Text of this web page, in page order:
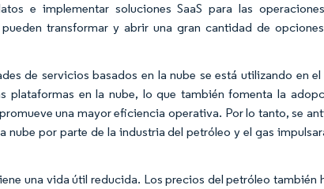
e implementar soluciones SaaS para las
transformar y abrir una gran cantidad de
de servicios basados en la nube se está utilizando en
plataformas en la nube, lo que también fomenta la
una mayor eficiencia operativa. Por lo tanto, se
nube por parte de la industria del petróleo y el gas
una vida útil reducida. Los precios del petróleo también